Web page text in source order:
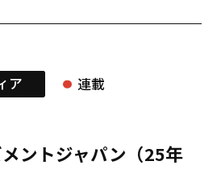
ア 連載
ントジャパン（25年